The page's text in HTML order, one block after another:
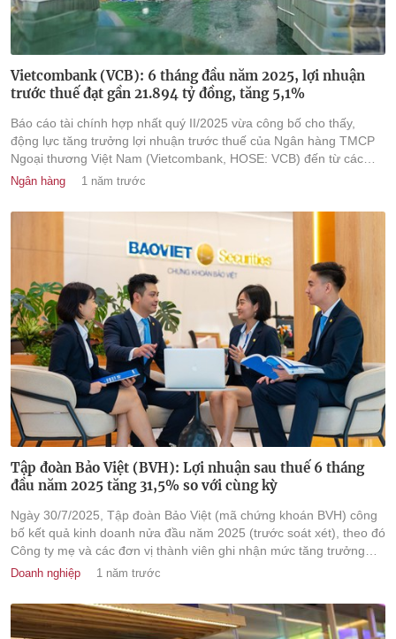
Vietcombank (VCB): 6 tháng đầu năm 2025, lợi nhuận
trước thuế đạt gần 21.894 tỷ đồng, tăng 5,1%
Báo cáo tài chính hợp nhất quý II/2025 vừa công bố cho thấy,
động lực tăng trưởng lợi nhuận trước thuế của Ngân hàng TMCP
Ngoại thương Việt Nam (Vietcombank, HOSE: VCB) đến từ các
mảng kinh doanh ngoại hối, hoạt động khác.
Ngân hàng 1 năm trước
Tập đoàn Bảo Việt (BVH): Lợi nhuận sau thuế 6 tháng
đầu năm 2025 tăng 31,5% so với cùng kỳ
Ngày 30/7/2025, Tập đoàn Bảo Việt (mã chứng khoán BVH) công
bố kết quả kinh doanh nửa đầu năm 2025 (trước soát xét), theo đó
Công ty mẹ và các đơn vị thành viên ghi nhận mức tăng trưởng
khả quan.
Doanh nghiệp 1 năm trước